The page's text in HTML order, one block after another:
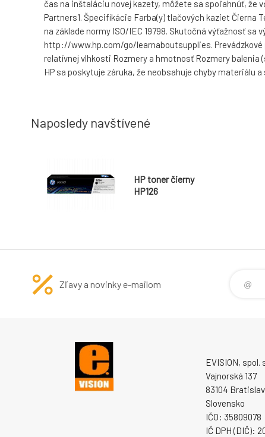
čas na inštaláciu novej kazety, môžete sa spoľahnúť, že
Partners1. Špecifikácie Farba(y) tlačových kaziet Čierna
na základe normy ISO/IEC 19798. Skutočná výťažnosť
http://www.hp.com/go/learnaboutsupplies. Prevádzkové
relatívnej vlhkosti Rozmery a hmotnosť Rozmery balenia
HP sa poskytuje záruka, že neobsahuje chyby materiálu
Naposledy navštívené
HP toner čierny
HP126
Zľavy a novinky e-mailom
EVISION, spol.
Vajnorská 137
83104
Slovensko
IČO: 35809078
IČ DPH (DIČ):